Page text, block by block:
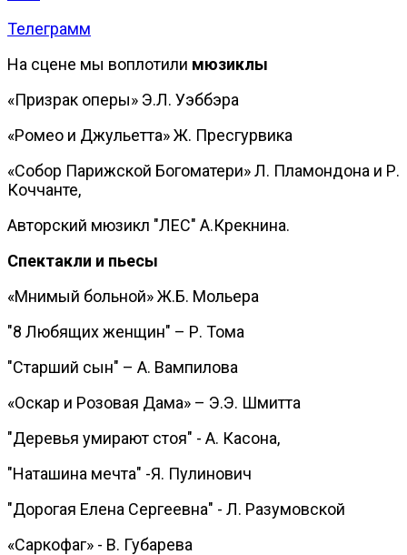
Телеграмм
На сцене мы воплотили мюзиклы
«Призрак оперы» Э.Л. Уэббэра
«Ромео и Джульетта» Ж. Пресгурвика
«Собор Парижской Богоматери» Л. Пламондона и Р.
Коччанте,
Авторский мюзикл "ЛЕС" А.Крекнина.
Спектакли и пьесы
«Мнимый больной» Ж.Б. Мольера
"8 Любящих женщин" – Р. Тома
"Старший сын" – А. Вампилова
«Оскар и Розовая Дама» – Э.Э. Шмитта
"Деревья умирают стоя" - А. Касона,
"Наташина мечта" -Я. Пулинович
"Дорогая Елена Сергеевна" - Л. Разумовской
«Саркофаг» - В. Губарева